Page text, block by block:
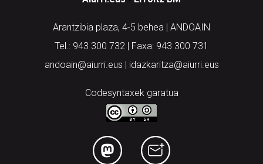
Arantzibia plaza, 4-5 behea | ANDOAIN
Tel.: 943 300 732 | Faxa: 943 300 731
andoain@aiurri.eus | idazkaritza@aiurri.eus
Codesyntaxek garatua